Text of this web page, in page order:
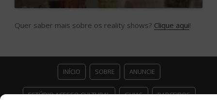
Quer saber mais sobre os reality shows? Clique aqui!
INÍCIO SOBRE ANUNCIE
ESTÚDIO ACESSO CULTURAL GUIAS PARCEIROS